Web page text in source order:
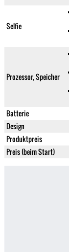
Selfie
Prozessor, Speicher
Batterie
Design
Produktpreis
Preis (beim Start)